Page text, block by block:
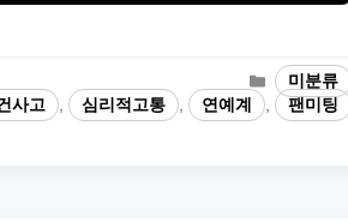
카
테
고
미분류
사고 , 심리적고통 , 연예계 , 팬미팅